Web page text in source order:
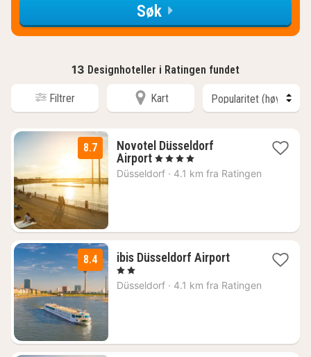
Søk
13 Designhoteller i Ratingen fundet
Filtrer Kart
8.7
Novotel Düsseldorf
Airport1
natt
, 4 Stjerner
Düsseldorf · 4.1 km fra Ratingen
8.4 ibis Düsseldorf Airport1
fra
869
, 2 Stjerner
Düsseldorf · 4.1 km fra Ratingen